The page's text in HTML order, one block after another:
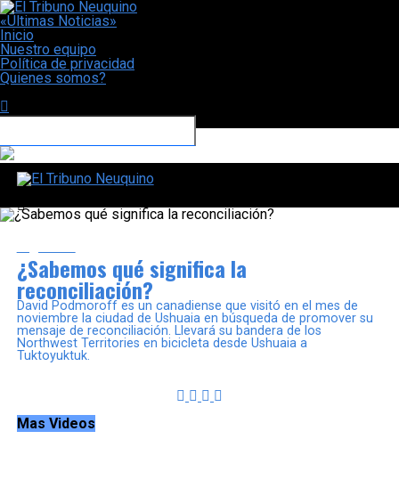
«Últimas Noticias»
Inicio
Nuestro equipo
Política de privacidad
Quienes somos?
¿Sabemos qué significa la
reconciliación?
David Podmoroff es un canadiense que visitó en el mes de
noviembre la ciudad de Ushuaia en búsqueda de promover su
mensaje de reconciliación. Llevará su bandera de los
Northwest Territories en bicicleta desde Ushuaia a
Tuktoyuktuk.
Mas Videos